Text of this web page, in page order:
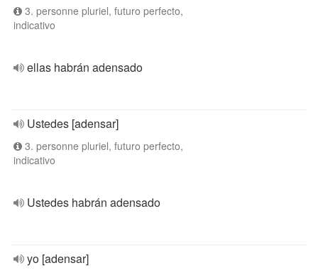
3. personne pluriel, futuro perfecto,
indicativo
ellas habrán adensado
Ustedes [adensar]
3. personne pluriel, futuro perfecto,
indicativo
Ustedes habrán adensado
yo [adensar]